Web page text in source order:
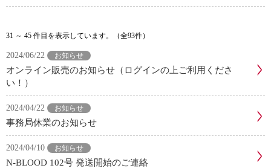
31 ～ 45 件目を表示しています。（全93件）
2024/06/22 お知らせ
オンライン販売のお知らせ（ログインの上ご利用くださ
い！）
2024/04/22 お知らせ
事務局休業のお知らせ
2024/04/10 お知らせ
N-BLOOD 102号 発送開始のご連絡